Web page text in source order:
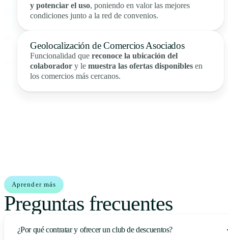
y potenciar el uso, poniendo en valor las mejores
condiciones junto a la red de convenios.
Geolocalización de Comercios Asociados
Funcionalidad quereconoce la ubicación del
colaborador y lemuestra las ofertas disponibles en
los comercios más cercanos.
Aprender más
Preguntas frecuentes
¿Por qué contratar y ofrecer un club de descuentos?